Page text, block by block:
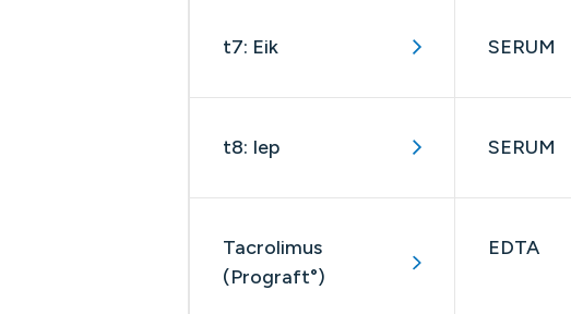
t7: Eik SERUM
t8: Iep SERUM
Tacrolimus
(Prograft°)
EDTA